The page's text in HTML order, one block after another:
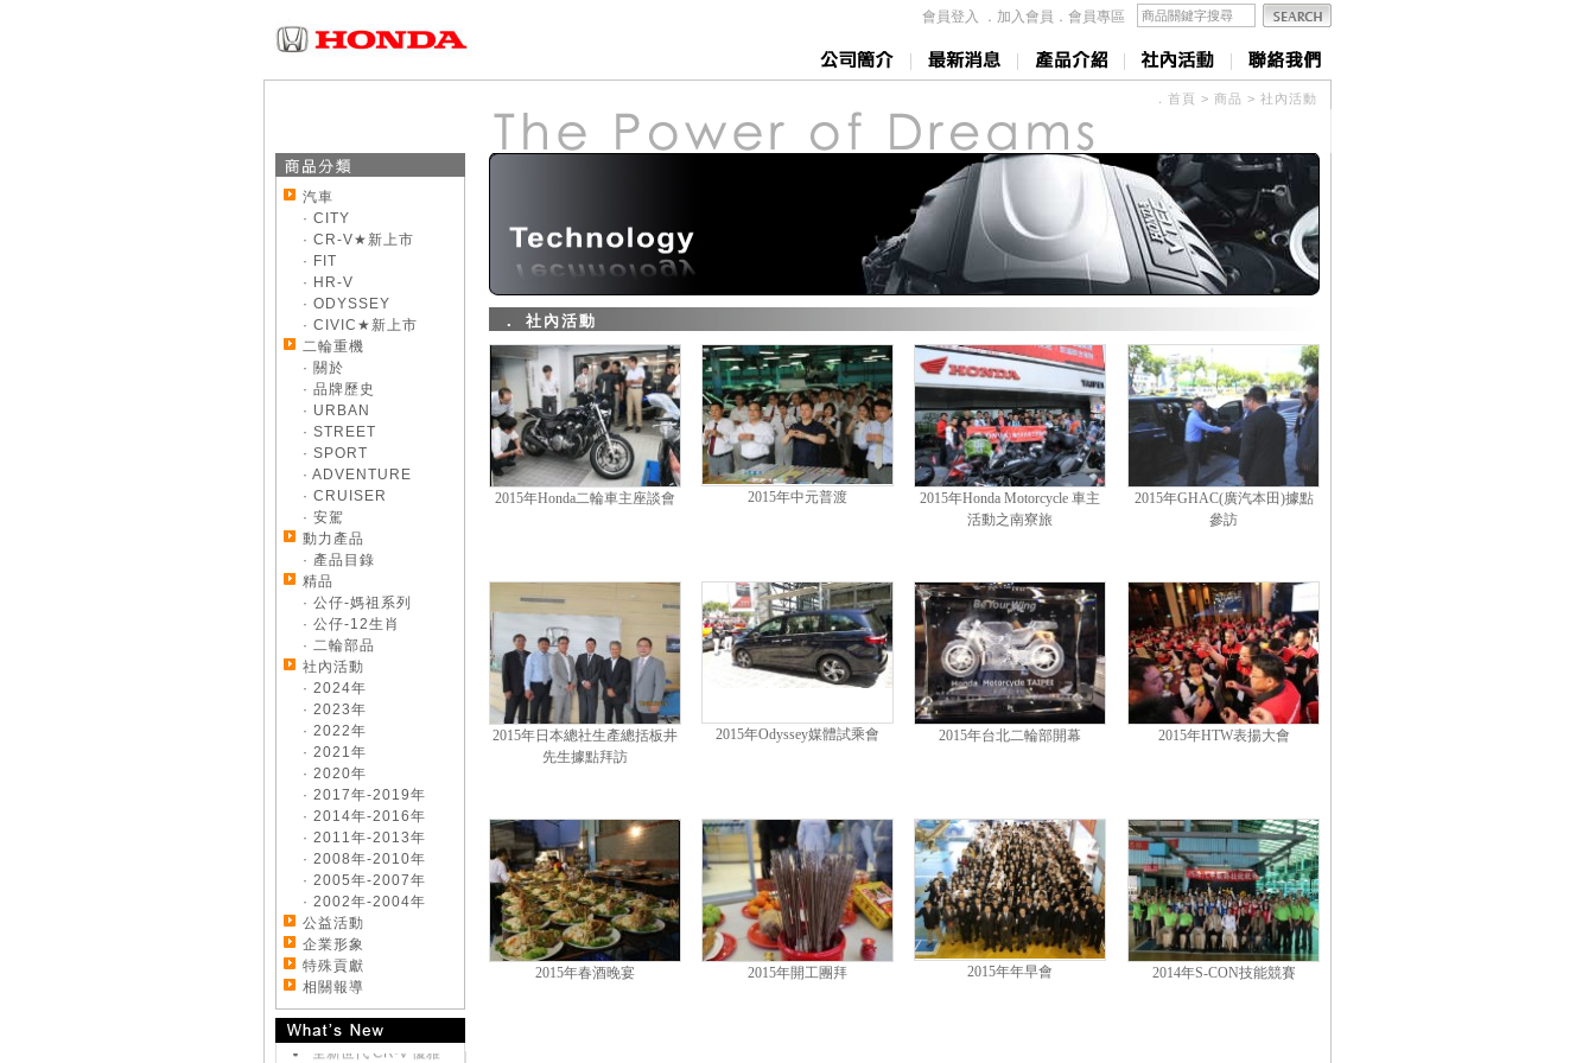
會員登入 ． 加入會員 ． 會員專區
|
|
|
|
汽車
· CITY
· CR-V★新上市
· FIT
· HR-V
· ODYSSEY
· CIVIC★新上市
二輪重機
· 關於
· 品牌歷史
· URBAN
· STREET
· SPORT
· ADVENTURE
· CRUISER
· 安駕
動力產品
· 產品目錄
精品
· 公仔-媽祖系列
· 公仔-12生肖
· 二輪部品
社內活動
· 2024年
· 2023年
· 2022年
· 2021年
· 2020年
· 2017年-2019年
· 2014年-2016年
· 2011年-2013年
· 2008年-2010年
· 2005年-2007年
· 2002年-2004年
公益活動
企業形象
特殊貢獻
相關報導
《好康大聲公-汽車》
來店試乘~送您開運好
禮
《好康大聲公-汽車》
交車送您精美好禮~
《好康大聲公-汽車》
禮
全新世代 CR-V 優雅
首頁 > 商品 > 社內活動
． 社內活動
2015年Honda二輪車主座談會 2015年中元普渡
2015年Honda Motorcycle 車主
活動之南寮旅
2015年GHAC(廣汽本田)據點
參訪
2015年日本總社生產總括板井
先生據點拜訪
2015年Odyssey媒體試乘會 2015年台北二輪部開幕 2015年HTW表揚大會
2015年春酒晚宴 2015年開工團拜 2015年年早會 2014年S-CON技能競賽